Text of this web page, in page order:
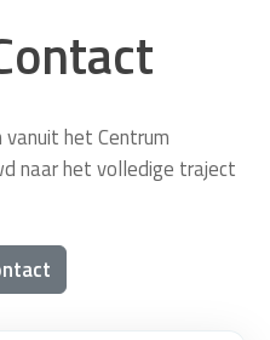
het Centrum
naar het volledige traject